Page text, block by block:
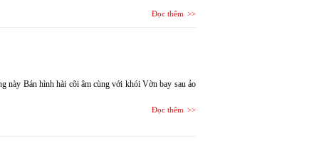
Đọc thêm
này Bán hình hài cõi âm cùng với khói Vờn bay sau ảo
Đọc thêm